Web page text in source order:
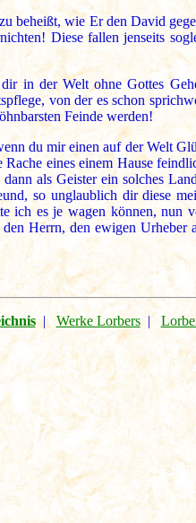
beheißt, wie Er den David
Diese fallen jenseits
in der Welt ohne Gottes
von der es schon
Feinde werden!
du mir einen auf der Welt
eines einem Hause
als Geister ein solches
so unglaublich dir diese
es je wagen können, nun
Herrn, den ewigen
| Werke Lorbers|